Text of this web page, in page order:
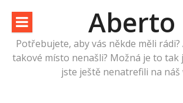
obsah
Aberto
Potřebujete, aby vás někde měli
takové místo nenašli? Možná je to tak
jste ještě nenatrefili na náš